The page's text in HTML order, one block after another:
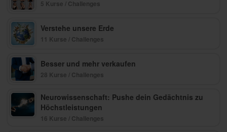
5 Kurse / Challenges
Verstehe unsere Erde
11 Kurse / Challenges
Besser und mehr verkaufen
28 Kurse / Challenges
Neurowissenschaft: Pushe dein Gedächtnis zu
Höchstleistungen
16 Kurse / Challenges